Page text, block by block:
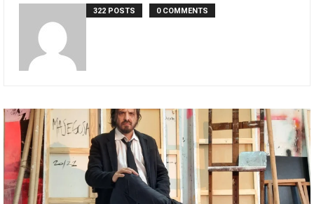
322 POSTS 0 COMMENTS